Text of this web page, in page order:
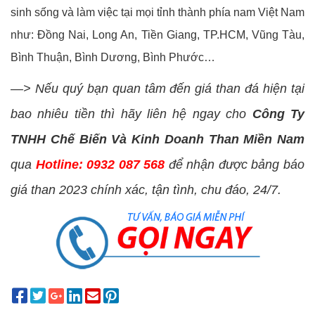
sinh sống và làm việc tại mọi tỉnh thành phía nam Việt Nam
như: Đồng Nai, Long An, Tiền Giang, TP.HCM, Vũng Tàu,
Bình Thuận, Bình Dương, Bình Phước…
—> Nếu quý bạn quan tâm đến giá than đá hiện tại
bao nhiêu tiền thì hãy liên hệ ngay cho Công Ty
TNHH Chế Biến Và Kinh Doanh Than Miền Nam
qua Hotline: 0932 087 568 để nhận được bảng báo
giá than 2023 chính xác, tận tình, chu đáo, 24/7.